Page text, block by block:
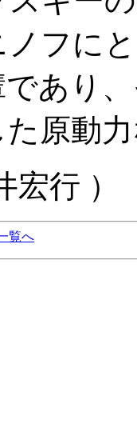
フに
あり
原動
宏行 ）
覧へ